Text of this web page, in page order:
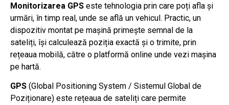
Monitorizarea GPS este tehnologia prin care poți afla și
urmări, în timp real, unde se află un vehicul. Practic, un
dispozitiv montat pe mașină primește semnal de la
sateliți, își calculează poziția exactă și o trimite, prin
rețeaua mobilă, către o platformă online unde vezi mașina
pe hartă.
GPS (Global Positioning System / Sistemul Global de
Poziționare) este rețeaua de sateliți care permite